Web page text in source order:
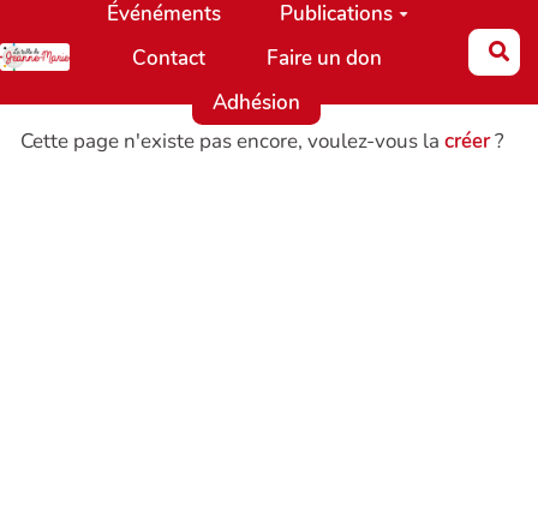
Aller au contenu principal
Événéments
Publications
Contact
Faire un don
Adhésion
Cette page n'existe pas encore, voulez-vous la créer?